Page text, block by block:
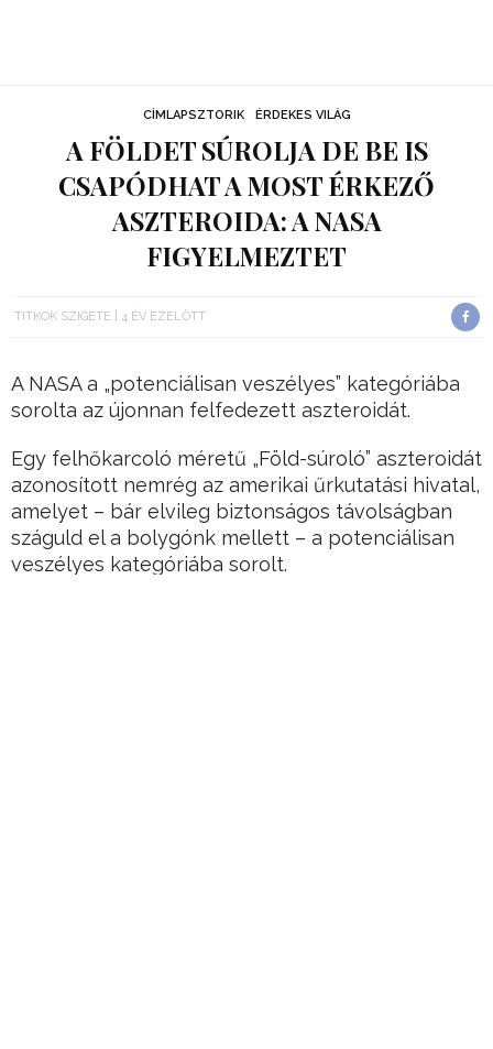
CÍMLAPSZTORIK ÉRDEKES VILÁG
A FÖLDET SÚROLJA DE BE IS
CSAPÓDHAT A MOST ÉRKEZŐ
ASZTEROIDA: A NASA
FIGYELMEZTET
TITKOK SZIGETE 4 ÉV EZELŐTT
A NASA a „potenciálisan veszélyes” kategóriába
sorolta az újonnan felfedezett aszteroidát.
Egy felhőkarcoló méretű „Föld-súroló” aszteroidát
azonosított nemrég az amerikai űrkutatási hivatal,
amelyet – bár elvileg biztonságos távolságban
száguld el a bolygónk mellett – a potenciálisan
veszélyes kategóriába sorolt.